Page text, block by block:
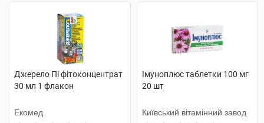
Джерело Пі фітоконцентрат
30 мл 1 флакон
Екомед
Імуноплюс таблетки 100 мг
20 шт
Київський вітамінний завод